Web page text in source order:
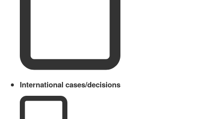
International cases/decisions